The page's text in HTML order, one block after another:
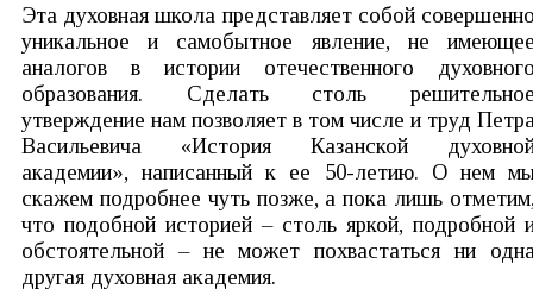
Эта духовная школа представляет собой
уникальное и самобытное явление, не
аналогов в истории отечественного
образования. Сделать столь
утверждение нам позволяет в том числе и труд
Васильевича «История Казанской
академии», написанный к ее 50-летию. О нем
скажем подробнее чуть позже, а пока лишь
что подобной историей – столь яркой, подробной
обстоятельной – не может похвастаться ни
другая духовная академия.